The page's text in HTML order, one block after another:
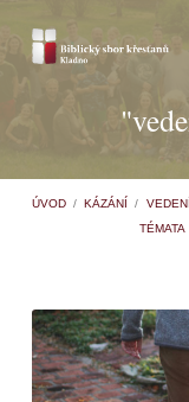
ÚVOD / KÁZÁNÍ /
VEDENÍ
TÉMATA
"vedení"
Tagged
Kázání